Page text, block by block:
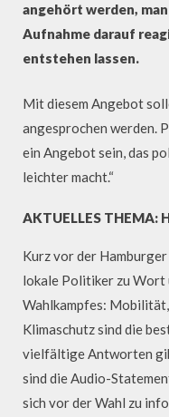
angehört werden,
Aufnahme darauf
entstehen lassen.
Mit diesem Angebot
angesprochen werden.
ein Angebot sein, das
leichter macht.“
AKTUELLES THEMA:
Kurz vor der
lokale Politiker zu Wort
Wahlkampfes:
Klimaschutz sind die
vielfältige Antworten
sind die Audio-
sich vor der Wahl zu